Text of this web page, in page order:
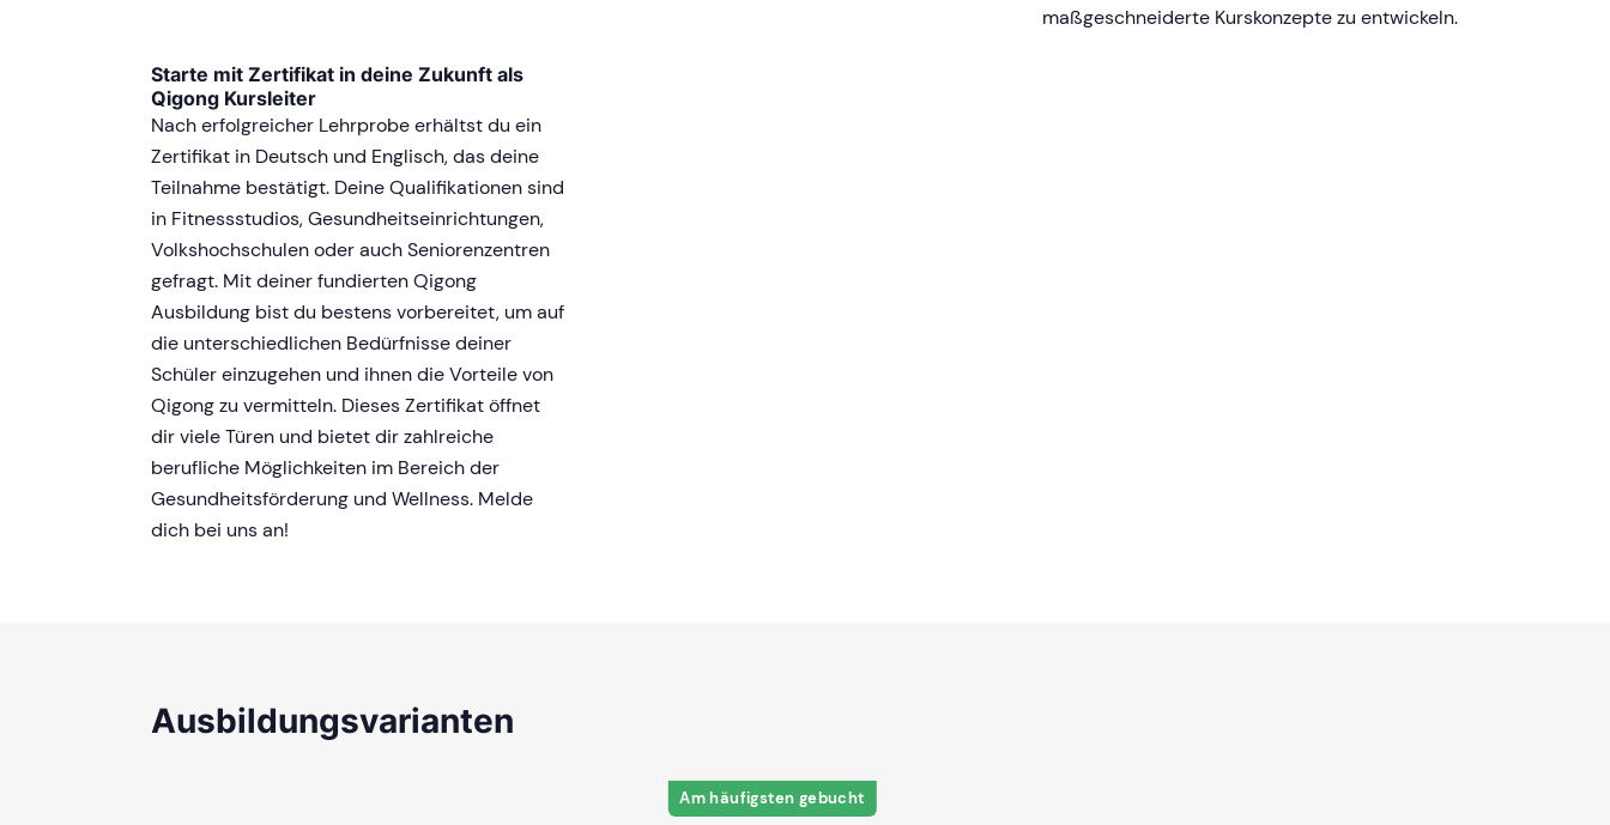
maßgeschneiderte Kurskonzepte zu entwickeln.
Starte mit Zertifikat in deine Zukunft als
Qigong Kursleiter
Nach erfolgreicher Lehrprobe erhältst du ein
Zertifikat in Deutsch und Englisch, das deine
Teilnahme bestätigt. Deine Qualifikationen sind
in Fitnessstudios, Gesundheitseinrichtungen,
Volkshochschulen oder auch Seniorenzentren
gefragt. Mit deiner fundierten Qigong
Ausbildung bist du bestens vorbereitet, um auf
die unterschiedlichen Bedürfnisse deiner
Schüler einzugehen und ihnen die Vorteile von
Qigong zu vermitteln. Dieses Zertifikat öffnet
dir viele Türen und bietet dir zahlreiche
berufliche Möglichkeiten im Bereich der
Gesundheitsförderung und Wellness. Melde
dich bei uns an!
Ausbildungsvarianten
Am häufigsten gebucht